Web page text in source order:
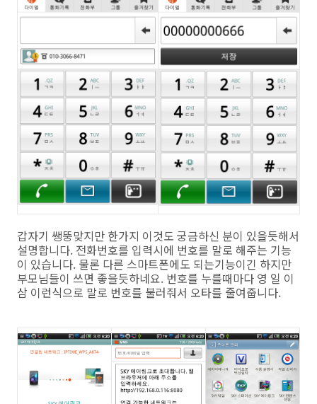
갑자기 쌩뚱맞지만 한가지 이것도 궁금하신 분이 있을듯해서
설명합니다. 전화번호를 입력시에 번호를 말로 해주는 기능
이 있습니다. 물론 다른 스마트폰에도 되는기능이긴 하지만
부모님들이 쓰면 좋을듯하네요. 번호를 누를때마다 영 일 이
삼 이런식으로 말로 번호를 불러줘서 오타를 줄여줍니다.